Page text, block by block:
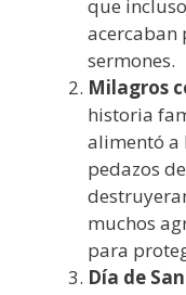
que
acercaban
sermones.
Milagros
historia
alimentó a
pedazos
muchos
para
Día de